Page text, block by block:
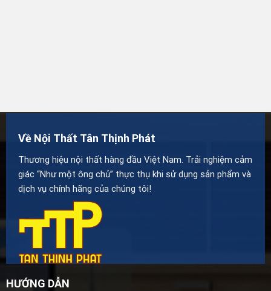
Về Nội Thất Tân Thịnh Phát
Thương hiệu nội thất hàng đầu Việt Nam. Trải nghiệm cảm
giác “Như một ông chủ” thực thụ khi sử dụng sản phẩm và
dịch vụ chính hãng của chúng tôi!
HƯỚNG DẪN